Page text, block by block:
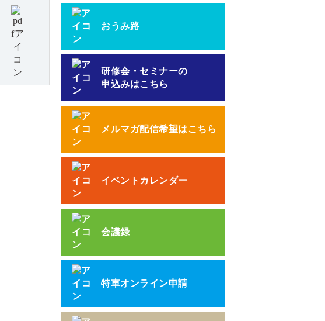
おうみ路
研修会・セミナーの
申込みはこちら
メルマガ配信希望はこちら
イベントカレンダー
会議録
特車オンライン申請